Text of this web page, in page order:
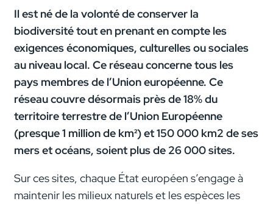
Il est né de la volonté de conserver la
biodiversité tout en prenant en compte les
exigences économiques, culturelles ou sociales
au niveau local. Ce réseau concerne tous les
pays membres de l’Union européenne. Ce
réseau couvre désormais près de 18% du
territoire terrestre de l’Union Européenne
(presque 1 million de km²) et 150 000 km2 de ses
mers et océans, soient plus de 26 000 sites.
Sur ces sites, chaque État européen s’engage à
maintenir les milieux naturels et les espèces les